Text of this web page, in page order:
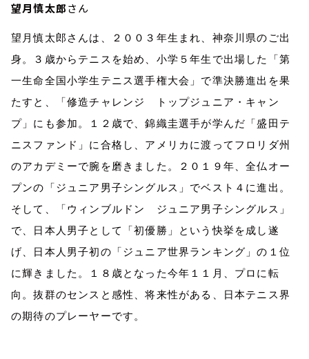
望月慎太郎さん
望月慎太郎さんは、２００３年生まれ、神奈川県のご出
身。３歳からテニスを始め、小学５年生で出場した「第
一生命全国小学生テニス選手権大会」で準決勝進出を果
たすと、「修造チャレンジ トップジュニア・キャン
プ」にも参加。１２歳で、錦織圭選手が学んだ「盛田テ
ニスファンド」に合格し、アメリカに渡ってフロリダ州
のアカデミーで腕を磨きました。２０１９年、全仏オー
プンの「ジュニア男子シングルス」でベスト４に進出。
そして、「ウィンブルドン ジュニア男子シングルス」
で、日本人男子として「初優勝」という快挙を成し遂
げ、日本人男子初の「ジュニア世界ランキング」の１位
に輝きました。１８歳となった今年１１月、プロに転
向。抜群のセンスと感性、将来性がある、日本テニス界
の期待のプレーヤーです。